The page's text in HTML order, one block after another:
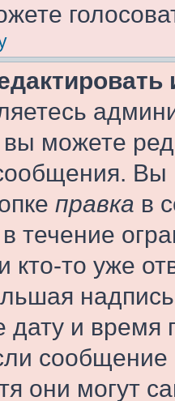
можете
Вы
правка в
течение
кто-то уже
дату и
они могут